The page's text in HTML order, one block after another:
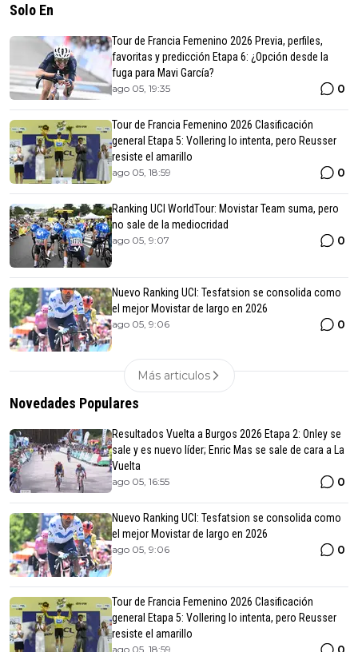
Solo En
Tour de Francia Femenino 2026 Previa, perfiles,
favoritas y predicción Etapa 6: ¿Opción desde la
fuga para Mavi García?
ago 05, 19:35 0
Tour de Francia Femenino 2026 Clasificación
general Etapa 5: Vollering lo intenta, pero Reusser
resiste el amarillo
ago 05, 18:59 0
Ranking UCI WorldTour: Movistar Team suma, pero
no sale de la mediocridad
ago 05, 9:07 0
Nuevo Ranking UCI: Tesfatsion se consolida como
el mejor Movistar de largo en 2026
ago 05, 9:06 0
Más articulos
Novedades Populares
Resultados Vuelta a Burgos 2026 Etapa 2: Onley se
sale y es nuevo líder; Enric Mas se sale de cara a La
Vuelta
ago 05, 16:55 0
Nuevo Ranking UCI: Tesfatsion se consolida como
el mejor Movistar de largo en 2026
ago 05, 9:06 0
Tour de Francia Femenino 2026 Clasificación
general Etapa 5: Vollering lo intenta, pero Reusser
resiste el amarillo
ago 05, 18:59